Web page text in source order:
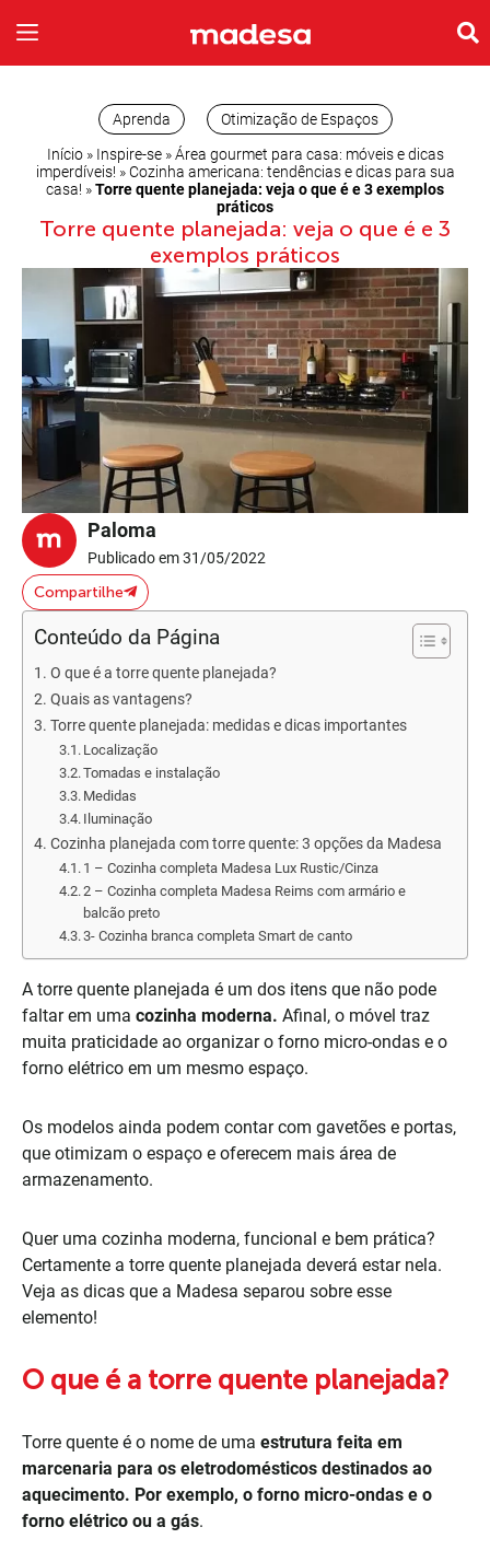
Início» Inspire-se»Área gourmet para casa: móveis e dicas
imperdíveis! »Cozinha americana: tendências e dicas para sua
casa! »Torre quente planejada: veja o que é e 3 exemplos
práticos
Aprenda Otimização de Espaços
Torre quente planejada: veja o que é e 3
exemplos práticos
Paloma
Publicado em 31/05/2022
Compartilhe
Conteúdo da Página
O que é a torre quente planejada?
Quais as vantagens?
Torre quente planejada: medidas e dicas importantes
Localização
Tomadas e instalação
Medidas
Iluminação
Cozinha planejada com torre quente: 3 opções da Madesa
1 – Cozinha completa Madesa Lux Rustic/Cinza
2 – Cozinha completa Madesa Reims com armário e
balcão preto
3- Cozinha branca completa Smart de canto
A torre quente planejada é um dos itens que não pode
faltar em uma cozinha moderna. Afinal, o móvel traz
muita praticidade ao organizar o forno micro-ondas e o
forno elétrico em um mesmo espaço.
Os modelos ainda podem contar com gavetões e portas,
que otimizam o espaço e oferecem mais área de
armazenamento.
Quer uma cozinha moderna, funcional e bem prática?
Certamente a torre quente planejada deverá estar nela.
Veja as dicas que a Madesa separou sobre esse
elemento!
O que é a torre quente planejada?
Torre quente é o nome de uma estrutura feita em
marcenaria para os eletrodomésticos destinados ao
aquecimento. Por exemplo, o forno micro-ondas e o
forno elétrico ou a gás.